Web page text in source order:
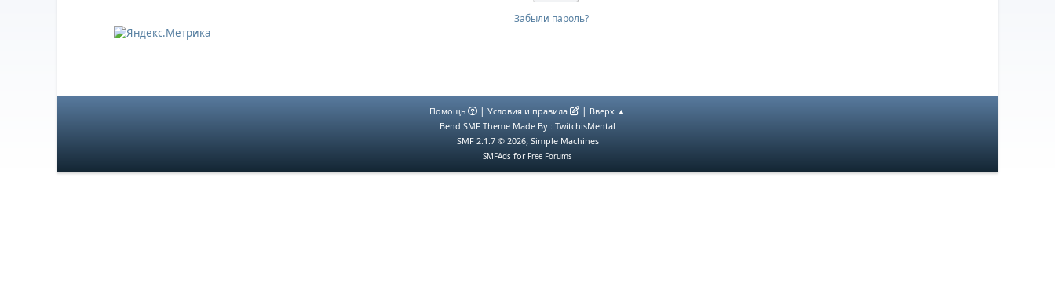
Забыли пароль?
Помощь | Условия и правила | Вверх ▲
Bend SMF Theme Made By : TwitchisMental
SMF 2.1.7 © 2026, Simple Machines
SMFAds for Free Forums